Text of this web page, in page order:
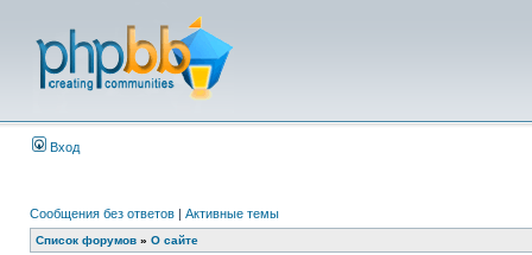
Вход
Сообщения без ответов | Активные темы
Список форумов » О сайте